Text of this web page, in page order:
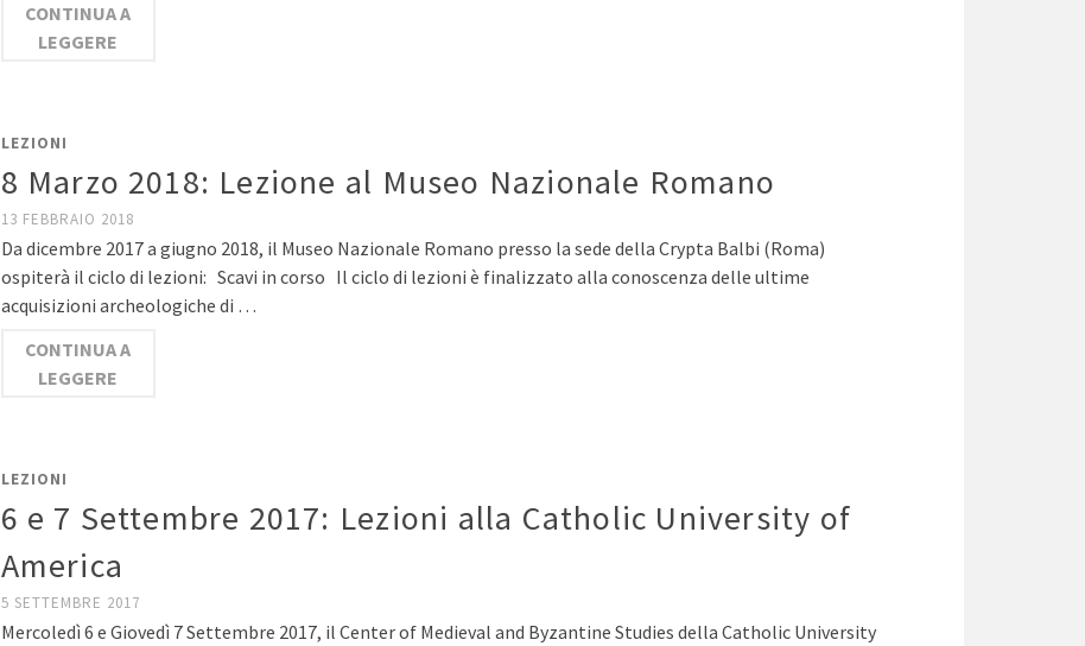
CONTINUA A
LEGGERE
LEZIONI
8 Marzo 2018: Lezione al Museo Nazionale Romano
13 FEBBRAIO 2018
Da dicembre 2017 a giugno 2018, il Museo Nazionale Romano presso la sede della Crypta Balbi (Roma)
ospiterà il ciclo di lezioni: Scavi in corso Il ciclo di lezioni è finalizzato alla conoscenza delle ultime
acquisizioni archeologiche di …
CONTINUA A
LEGGERE
LEZIONI
6 e 7 Settembre 2017: Lezioni alla Catholic University of
America
5 SETTEMBRE 2017
Mercoledì 6 e Giovedì 7 Settembre 2017, il Center of Medieval and Byzantine Studies della Catholic University